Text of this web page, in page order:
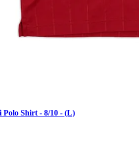
Polo Shirt - 8/10 - (L)